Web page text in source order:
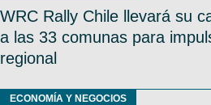
WRC Rally Chile llevará su
a las 33 comunas para
regional
ECONOMÍA Y NEGOCIOS